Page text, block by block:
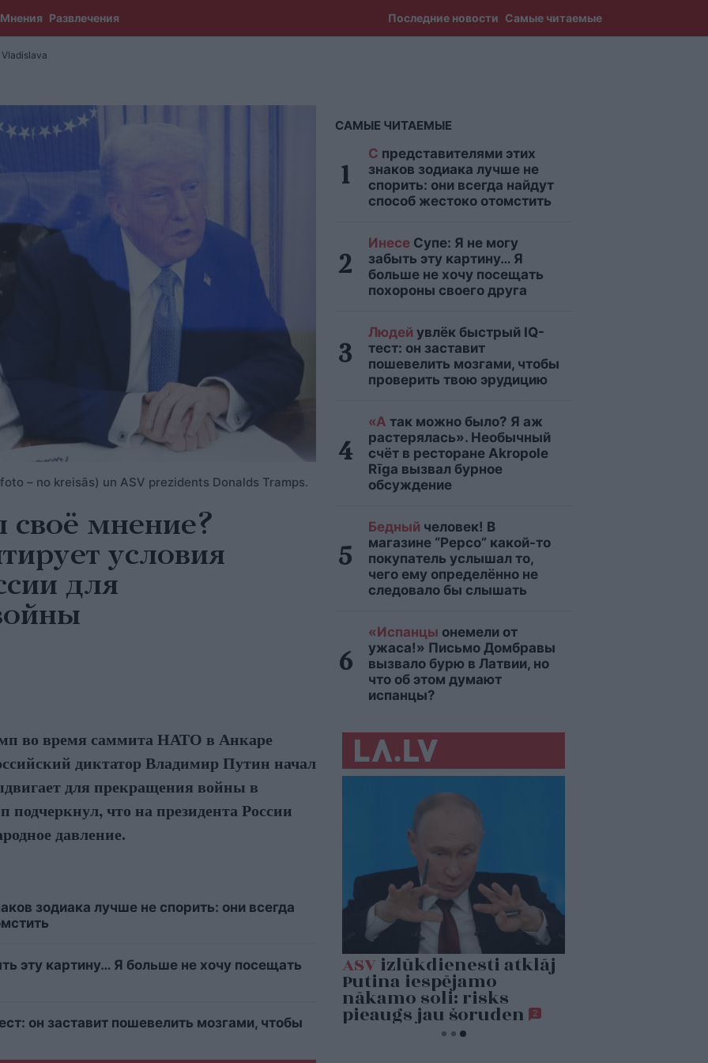
Мнения Развлечения Последние новости Самые читаемые
Vladislava
– no kreisās) un ASV prezidents Donalds Tramps.
мнение?
условия
для
во время саммита НАТО в Анкаре
диктатор Владимир Путин начал
для прекращения войны в
что на президента России
давление.
зодиака лучше не спорить: они всегда
эту картину… Я больше не хочу посещать
он заставит пошевелить мозгами, чтобы
САМЫЕ ЧИТАЕМЫЕ
С представителями этих
знаков зодиака лучше не
спорить: они всегда найдут
способ жестоко отомстить
Инесе Супе: Я не могу
забыть эту картину… Я
больше не хочу посещать
похороны своего друга
Людей увлёк быстрый IQ-
тест: он заставит
пошевелить мозгами, чтобы
проверить твою эрудицию
«А так можно было? Я аж
растерялась». Необычный
счёт в ресторане Akropole
Rīga вызвал бурное
обсуждение
Бедный человек! В
магазине “Pepco” какой-то
покупатель услышал то,
чего ему определённо не
следовало бы слышать
«Испанцы онемели от
ужаса!» Письмо Домбравы
вызвало бурю в Латвии, но
что об этом думают
испанцы?